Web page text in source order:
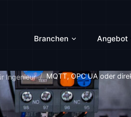
Branchen Angebot
Ingenieur MQTT, OPC UA oder